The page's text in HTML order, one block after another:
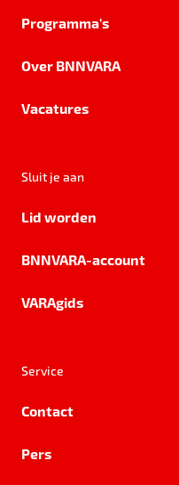
Programma's
Over BNNVARA
Vacatures
Sluit je aan
Lid worden
BNNVARA-account
VARAgids
Service
Contact
Pers